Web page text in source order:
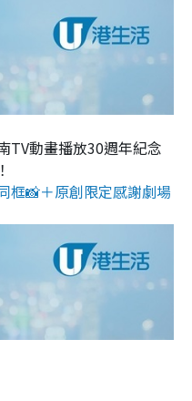
TV動畫播放30週年紀念
框📸＋原創限定感謝劇場